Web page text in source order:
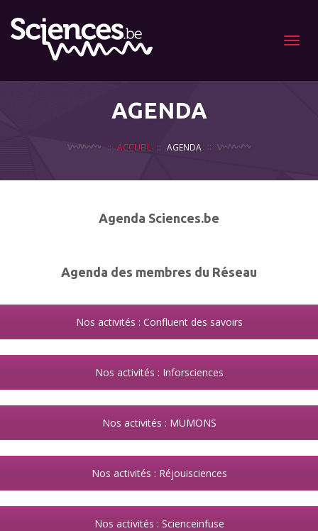
Menu
AGENDA
ACCUEIL AGENDA
Agenda Sciences.be
Agenda des membres du Réseau
Nos activités : Confluent des savoirs
Nos activités : Inforsciences
Nos activités : MUMONS
Nos activités : Réjouisciences
Nos activités : Scienceinfuse